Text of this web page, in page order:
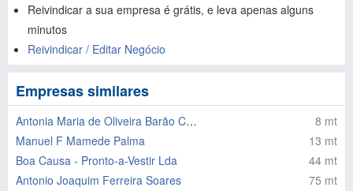
Reivindicar a sua empresa é grátis, e leva apenas alguns
minutos
Reivindicar / Editar Negócio
Empresas similares
Antonia Maria de Oliveira Barão Conceição Vaz
8 mt
Manuel F Mamede Palma
13 mt
Boa Causa - Pronto-a-Vestir Lda
44 mt
Antonio Joaquim Ferreira Soares
75 mt